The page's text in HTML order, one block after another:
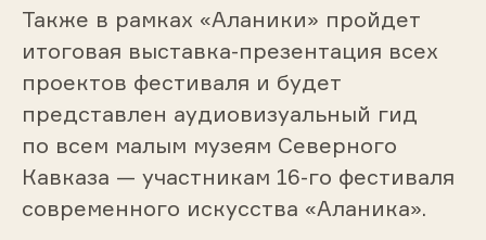
Также в рамках «Аланики» пройдет
итоговая выставка-презентация всех
проектов фестиваля и будет
представлен аудиовизуальный гид
по всем малым музеям Северного
Кавказа — участникам 16-го фестиваля
современного искусства «Аланика».